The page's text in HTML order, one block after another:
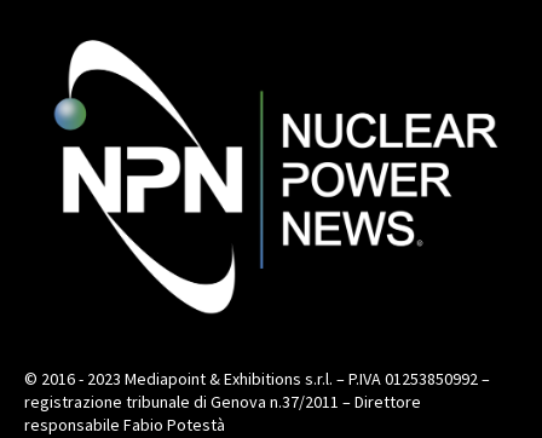
© 2016 - 2023 Mediapoint & Exhibitions s.r.l. – P.IVA 01253850992 –
registrazione tribunale di Genova n.37/2011 – Direttore
responsabile Fabio Potestà